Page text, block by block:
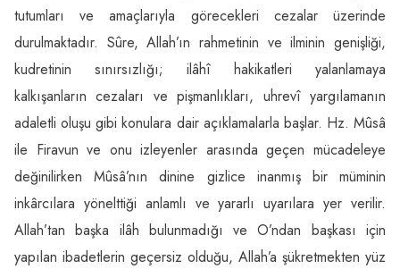
tutumları ve amaçlarıyla görecekleri cezalar üzerinde
durulmaktadır. Sûre, Allah’ın rahmetinin ve ilminin genişliği,
kudretinin sınırsızlığı; ilâhî hakikatleri yalanlamaya
kalkışanların cezaları ve pişmanlıkları, uhrevî yargılamanın
adaletli oluşu gibi konulara dair açıklamalarla başlar. Hz. Mûsâ
ile Firavun ve onu izleyenler arasında geçen mücadeleye
değinilirken Mûsâ’nın dinine gizlice inanmış bir müminin
inkârcılara yönelttiği anlamlı ve yararlı uyarılara yer verilir.
Allah’tan başka ilâh bulunmadığı ve O’ndan başkası için
yapılan ibadetlerin geçersiz olduğu, Allah’a şükretmekten yüz